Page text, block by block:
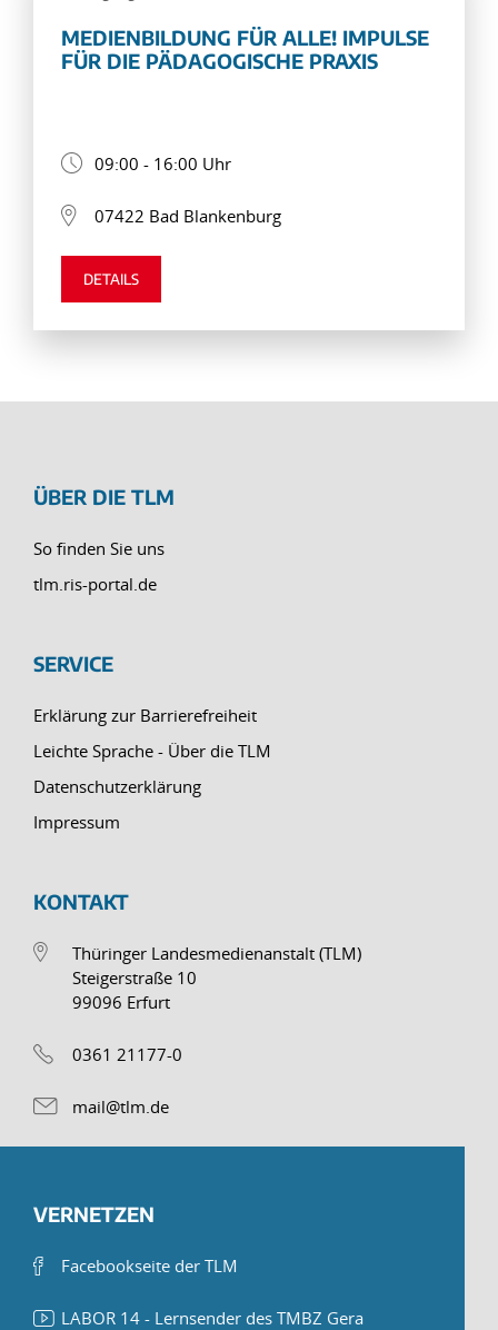
MEDIENBILDUNG FÜR ALLE! IMPULSE
FÜR DIE PÄDAGOGISCHE PRAXIS
09:00 - 16:00 Uhr
07422 Bad Blankenburg
DETAILS
ÜBER DIE TLM
So finden Sie uns
tlm.ris-portal.de
SERVICE
Erklärung zur Barrierefreiheit
Leichte Sprache - Über die TLM
Datenschutzerklärung
Impressum
KONTAKT
Thüringer Landesmedienanstalt (TLM)
Steigerstraße 10
99096 Erfurt
0361 21177-0
mail@tlm.de
VERNETZEN
Facebookseite der TLM
LABOR 14 - Lernsender des TMBZ Gera